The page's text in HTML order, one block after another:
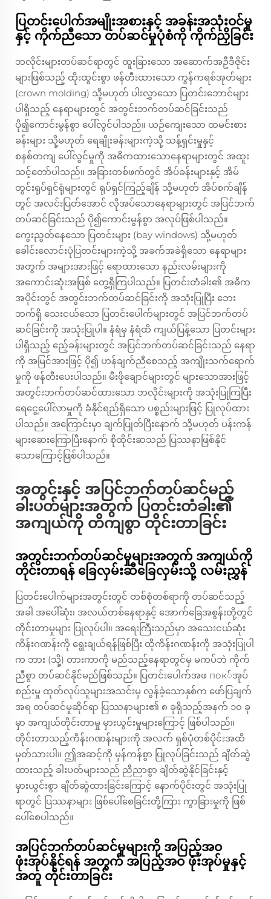
ပြတင်းပေါက်အမျိုးအစားနှင့် အခန်းအသုံးဝင်မှု
နှင့် ကိုက်ညီသော တပ်ဆင်မှုပုံစံကို ကိုက်ညှိခြင်း
ဘလိုင်းများတပ်ဆင်ရာတွင် ထူးခြားသော အဆောက်အဦဒီဇိုင်း
များဖြစ်သည့် ထိုးထွင်းစွာ ဖန်တီးထားသော ကွန်ကရစ်အုတ်များ
(crown molding) သို့မဟုတ် ပါးလွှာသော ပြတင်းဘောင်များ
ပါရှိသည့် နေရာများတွင် အတွင်းဘက်တပ်ဆင်ခြင်းသည်
ပို၍ကောင်းမွန်စွာ ပေါ်လွင်ပါသည်။ ယဉ်ကျေးသော ထမင်းစား
ခန်းများ သို့မဟုတ် ရေချိုးခန်းများကဲ့သို့ သန့်ရှင်းမှုနှင့်
စနစ်တကျ ပေါ်လွင်မှုကို အဓိကထားသောနေရာများတွင် အထူး
သင့်တော်ပါသည်။ အခြားတစ်ဖက်တွင် အိပ်ခန်းများနှင့် အိမ်
တွင်းရုပ်ရှင်ရုံများတွင် ရုပ်ရှင်ကြည့်ချိန် သို့မဟုတ် အိပ်စက်ချိန်
တွင် အလင်းပြတ်အောင် လိုအပ်သောနေရာများတွင် အပြင်ဘက်
တပ်ဆင်ခြင်းသည် ပို၍ကောင်းမွန်စွာ အလုပ်ဖြစ်ပါသည်။
ကွေးညွတ်နေသော ပြတင်းများ (bay windows) သို့မဟုတ်
ခေါင်းလောင်းပုံပြတင်းများကဲ့သို့ အခက်အခဲရှိသော နေရာများ
အတွက် အများအားဖြင့် ရောထားသော နည်းလမ်းများကို
အကောင်းဆုံးအဖြစ် တွေ့ရှိကြပါသည်။ ပြတင်းတံခါး၏ အဓိက
အပိုင်းတွင် အတွင်းဘက်တပ်ဆင်ခြင်းကို အသုံးပြုပြီး ဘေး
ဘက်ရှိ သေးငယ်သော ပြတင်းပေါက်များတွင် အပြင်ဘက်တပ်
ဆင်ခြင်းကို အသုံးပြုပါ။ နံရံမှ နံရံထိ ကျယ်ပြန့်သော ပြတင်းများ
ပါရှိသည့် ဧည့်ခန်းများတွင် အပြင်ဘက်တပ်ဆင်ခြင်းသည် နေရာ
ကို အမြင်အားဖြင့် ပို၍ ဟန်ချက်ညီစေသည့် အကျိုးသက်ရောက်
မှုကို ဖန်တီးပေးပါသည်။ မီးဖိုချောင်များတွင် များသောအားဖြင့်
အတွင်းဘက်တပ်ဆင်ထားသော ဘလိုင်းများကို အသုံးပြုကြပြီး
ရေငွေ့ပေါ်လာမှုကို ခံနိုင်ရည်ရှိသော ပစ္စည်းများဖြင့် ပြုလုပ်ထား
ပါသည်။ အကြောင်းမှာ ချက်ပြုတ်ပြီးနောက် သို့မဟုတ် ပန်းကန်
များဆေးကြောပြီးနောက် စိုထိုင်းဆသည် ပြဿနာဖြစ်နိုင်
သောကြောင့်ဖြစ်ပါသည်။
အတွင်းနှင့် အပြင်ဘက်တပ်ဆင်မည့်
ခါးပတ်များအတွက် ပြတင်းတံခါး၏
အကျယ်ကို တိကျစွာ တိုင်းတာခြင်း
အတွင်းဘက်တပ်ဆင်မှုများအတွက် အကျယ်ကို
တိုင်းတာရန် ခြေလှမ်းဆီခြေလှမ်းသို့ လမ်းညွှန်
ပြတင်းပေါက်များအတွင်းတွင် တစ်စုံတစ်ရာကို တပ်ဆင်သည့်
အခါ အပေါ်ဆုံး၊ အလယ်တစ်နေရာနှင့် အောက်ခြေအစွန်းတို့တွင်
တိုင်းတာမှုများ ပြုလုပ်ပါ။ အရေးကြီးသည်မှာ အသေးငယ်ဆုံး
ကိန်းဂဏန်းကို ရွေးချယ်ရန်ဖြစ်ပြီး ထိုကိန်းဂဏန်းကို အသုံးပြုပါ
က ဘား (သို့) တားကာကို မည်သည့်နေရာတွင်မှ မကပ်ဘဲ ကိုက်
ညီစွာ တပ်ဆင်နိုင်မည်ဖြစ်သည်။ ပြတင်းပေါက်အဖ пок်အုပ်
စည်းမှု ထုတ်လုပ်သူများအသင်းမှ လွန်ခဲ့သောနှစ်က ဖော်ပြချက်
အရ တပ်ဆင်မှုဆိုင်ရာ ပြဿနာများ၏ ၈ ခုရှိသည့်အနက် ၁၀ ခု
မှာ အကျယ်တိုင်းတာမှု မှားယွင်းမှုများကြောင့် ဖြစ်ပါသည်။
တိုင်းတာသည့်ကိန်းဂဏန်းများကို အလက် ရှစ်ပုံတစ်ပိုင်းအထိ
မှတ်သားပါ။ ဤအဆင့်ကို မှန်ကန်စွာ ပြုလုပ်ခြင်းသည် ချိတ်ဆွဲ
ထားသည့် ခါးပတ်များသည် ညီညာစွာ ချိတ်ဆွဲနိုင်ခြင်းနှင့်
မှားယွင်းစွာ ချိတ်ဆွဲထားခြင်းကြောင့် နောက်ပိုင်းတွင် အသုံးပြု
ရာတွင် ပြဿနာများ ဖြစ်ပေါ်စေခြင်းတို့ကြား ကွာခြားမှုကို ဖြစ်
ပေါ်စေပါသည်။
အပြင်ဘက်တပ်ဆင်မှုများကို အပြည့်အဝ
ဖုံးအုပ်နိုင်ရန် အတွက် အပြည့်အဝ ဖုံးအုပ်မှုနှင့်
အတူ တိုင်းတာခြင်း